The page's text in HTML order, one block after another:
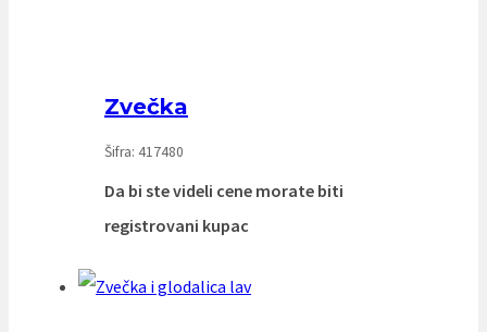
Zvečka
Šifra: 417480
Da bi ste videli cene morate biti
registrovani kupac